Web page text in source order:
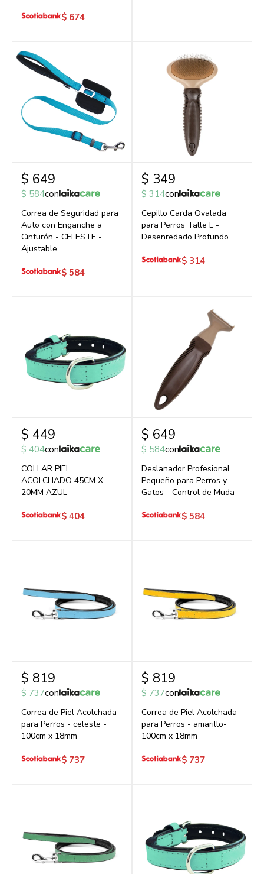
$ 674
$ 649
$ 584con
Correa de Seguridad para
Auto con Enganche a
Cinturón - CELESTE -
Ajustable
$ 584
$ 349
$ 314con
Cepillo Carda Ovalada
para Perros Talle L -
Desenredado Profundo
$ 314
$ 449
$ 404con
COLLAR PIEL
ACOLCHADO 45CM X
20MM AZUL
$ 404
$ 649
$ 584con
Deslanador Profesional
Pequeño para Perros y
Gatos - Control de Muda
$ 584
$ 819
$ 737con
Correa de Piel Acolchada
para Perros - celeste -
100cm x 18mm
$ 737
$ 819
$ 737con
Correa de Piel Acolchada
para Perros - amarillo-
100cm x 18mm
$ 737